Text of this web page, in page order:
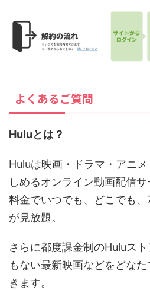
よくあるご質問
Huluとは？
Huluは映画・ドラマ・アニ
しめるオンライン動画配信
料金でいつでも、どこでも
が見放題。
さらに都度課金制のHuluス
もない最新映画などをどな
きます。